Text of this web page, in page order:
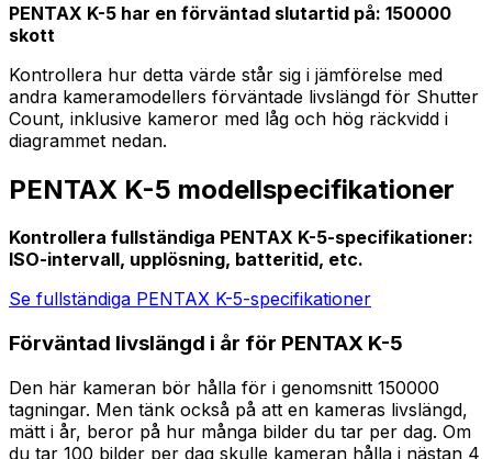
PENTAX K-5 har en förväntad slutartid på: 150000
skott
Kontrollera hur detta värde står sig i jämförelse med
andra kameramodellers förväntade livslängd för Shutter
Count, inklusive kameror med låg och hög räckvidd i
diagrammet nedan.
PENTAX K-5 modellspecifikationer
Kontrollera fullständiga PENTAX K-5-specifikationer:
ISO-intervall, upplösning, batteritid, etc.
Se fullständiga PENTAX K-5-specifikationer
Förväntad livslängd i år för PENTAX K-5
Den här kameran bör hålla för i genomsnitt 150000
tagningar. Men tänk också på att en kameras livslängd,
mätt i år, beror på hur många bilder du tar per dag. Om
du tar 100 bilder per dag skulle kameran hålla i nästan 4